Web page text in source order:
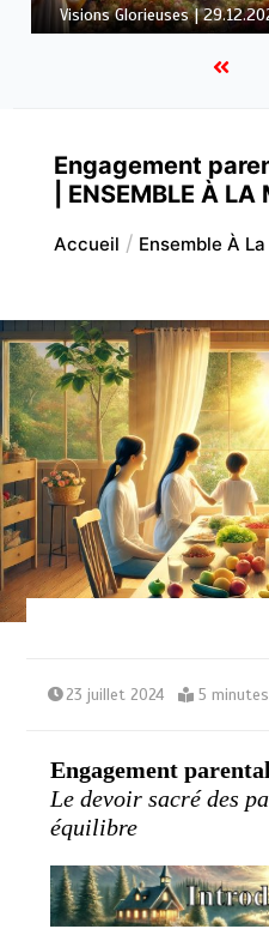
LA MAISON
Engagement
| ENSEMBLE À
Accueil Ensemble À
23 juillet 2024 5 minutes
Engagement
Le devoir sacré des
équilibre